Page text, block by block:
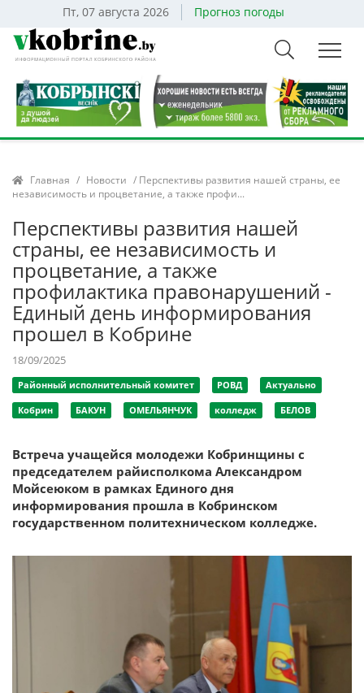
Пт, 07 августа 2026 Прогноз погоды
Главная / Новости / Перспективы развития нашей страны, ее
независимость и процветание, а также профи...
Перспективы развития нашей
страны, ее независимость и
процветание, а также
профилактика правонарушений -
Единый день информирования
прошел в Кобрине
18/09/2025
Районный исполнительный комитет РОВД Актуально
Кобрин БАКУН ОМЕЛЬЯНЧУК колледж БЕЛОВ
Встреча учащейся молодежи Кобринщины с
председателем райисполкома Александром
Мойсеюком в рамках Единого дня
информирования прошла в Кобринском
государственном политехническом колледже.